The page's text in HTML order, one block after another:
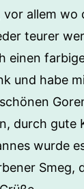
vor allem wo
teurer
einen
und habe
durch gute
wurde
Smeg,